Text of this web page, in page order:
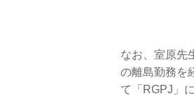
なお、室原先
の離島勤務を
て「RGPJ」